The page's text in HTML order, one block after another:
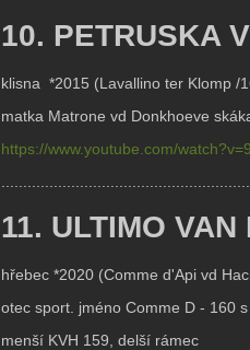
10. PETRUSKA
klisna *2015 (Lavallino ter Klomp /
matka Matrone vd Donkhoeve
https://www.youtube.com/
11. ULTIMO
hřebec *2020 (Comme d'Api vd
otec sport. jméno Comme D - 160
menší KVH 159, delší rámec